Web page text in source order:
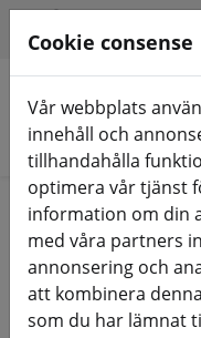
Sök produkter
Home Propeller
Liten
Cookie consense
Vår webbplats
innehåll och
tillhandahålla
optimera vår tjänst
information om din
med våra partners
annonsering och
att kombinera
som du har lämnat